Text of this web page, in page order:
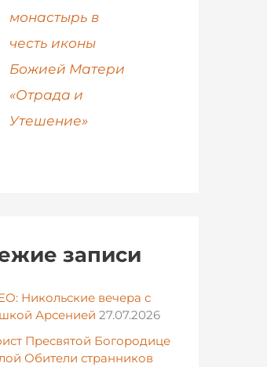
монастырь в
честь иконы
Божией Матери
«Отрада и
Утешение»
записи
Никольские вечера с
Арсенией 27.07.2026
Пресвятой Богородице
Обители странников